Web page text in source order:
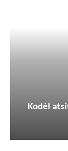
Kodėl